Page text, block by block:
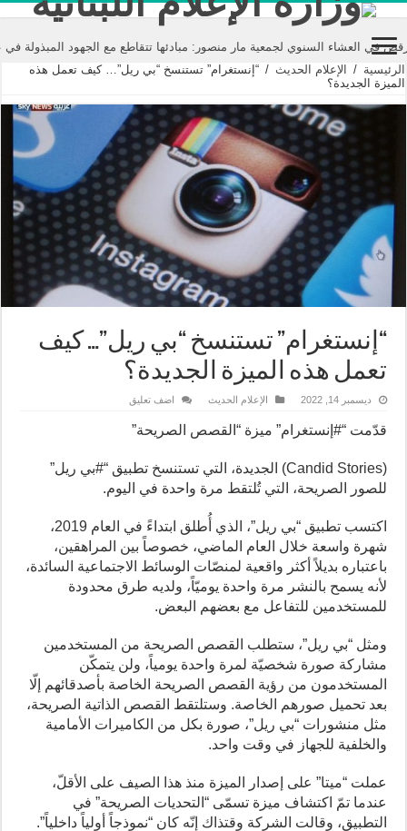
السنوي لجمعية مار منصور: مبادئها تتقاطع مع الجهود المبذولة في عالم
الرئيسية / الإعلام الحديث / “إنستغرام” تستنسخ “بي ريل”… كيف تعمل هذه
الميزة الجديدة؟
“إنستغرام” تستنسخ “بي ريل”… كيف
تعمل هذه الميزة الجديدة؟
ديسمبر 14, 2022 الإعلام الحديث اضف تعليق
قدّمت “#إنستغرام” ميزة “القصص الصريحة”
(
Candid Stories) الجديدة، التي تستنسخ تطبيق “#بي ريل”
للصور الصريحة، التي تُلتقط مرة واحدة في اليوم.
اكتسب تطبيق “بي ريل”، الذي أُطلق ابتداءً في العام 2019،
شهرة واسعة خلال العام الماضي، خصوصاً بين المراهقين،
باعتباره بديلاً أكثر واقعية لمنصّات الوسائط الاجتماعية السائدة،
لأنه يسمح بالنشر مرة واحدة يوميّاً، ولديه طرق محدودة
للمستخدمين للتفاعل مع بعضهم البعض.
ومثل “بي ريل”، ستطلب القصص الصريحة من المستخدمين
مشاركة صورة شخصيّة لمرة واحدة يومياً، ولن يتمكّن
المستخدمون من رؤية القصص الصريحة الخاصة بأصدقائهم إلّا
بعد تحميل صورهم الخاصة. وستلتقط القصص الذاتية الصريحة،
مثل منشورات “بي ريل”، صورة بكل من الكاميرات الأمامية
والخلفية للجهاز في وقت واحد.
عملت “ميتا” على إصدار الميزة منذ هذا الصيف على الأقلّ،
عندما تمّ اكتشاف ميزة تسمّى “التحديات الصريحة” في
التطبيق، وقالت الشركة وقتذاك إنّه كان “نموذجاً أولياً داخلياً”.